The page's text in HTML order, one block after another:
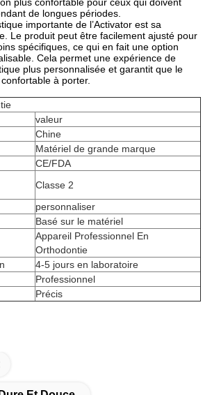
de longues périodes.
importante de l’Activator est sa
Le produit peut être facilement ajusté pour
spécifiques, ce qui en fait une option
Cela permet une expérience de
plus personnalisée et garantit que le
à porter.
valeur
Chine
Matériel de grande marque
CE/FDA
Classe 2
personnaliser
Basé sur le matériel
Appareil Professionnel En
Orthodontie
4-5 jours en laboratoire
Professionnel
Précis